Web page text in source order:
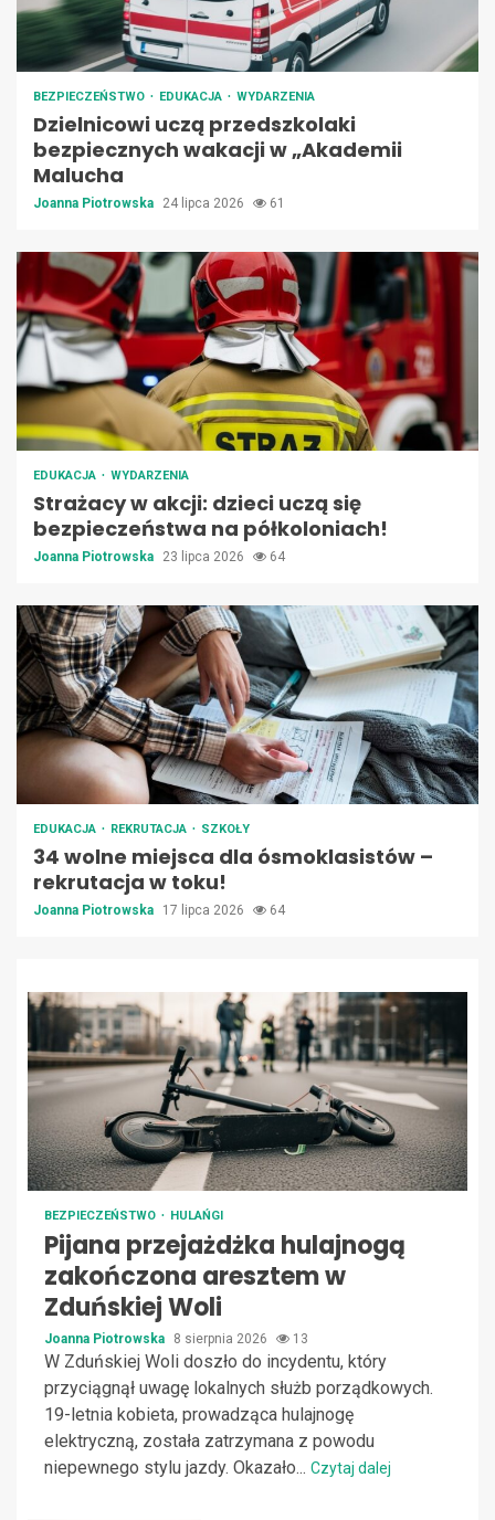
BEZPIECZEŃSTWO EDUKACJA WYDARZENIA
Dzielnicowi uczą przedszkolaki
bezpiecznych wakacji w „Akademii
Malucha
Joanna Piotrowska 24 lipca 2026 61
EDUKACJA WYDARZENIA
Strażacy w akcji: dzieci uczą się
bezpieczeństwa na półkoloniach!
Joanna Piotrowska 23 lipca 2026 64
EDUKACJA REKRUTACJA SZKOŁY
34 wolne miejsca dla ósmoklasistów –
rekrutacja w toku!
Joanna Piotrowska 17 lipca 2026 64
BEZPIECZEŃSTWO HULAŃGI
Pijana przejażdżka hulajnogą
zakończona aresztem w
Zduńskiej Woli
Joanna Piotrowska 8 sierpnia 2026 13
W Zduńskiej Woli doszło do incydentu, który
przyciągnął uwagę lokalnych służb porządkowych.
19-letnia kobieta, prowadząca hulajnogę
elektryczną, została zatrzymana z powodu
niepewnego stylu jazdy. Okazało... Czytaj dalej